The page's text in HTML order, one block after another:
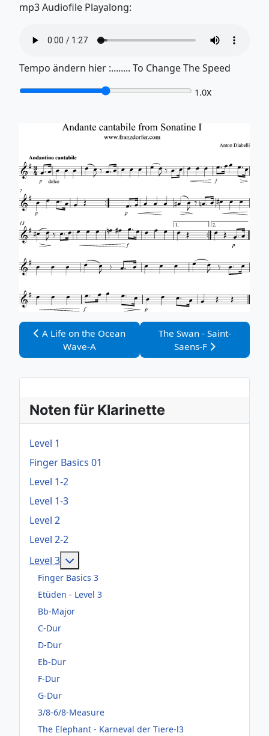
mp3 Audiofile Playalong:
Tempo ändern hier :........ To Change The Speed
1.0x
Vorheriger Beitrag: A Life on the Ocean Wave-A
A Life on the Ocean
Wave-A
Nächster Beitrag: The
The Swan - Saint-
Saens-F
Noten für Klarinette
Level 1
Finger Basics 01
Level 1-2
Level 1-3
Level 2
Level 2-2
Level 3
Finger Basics 3
Etüden - Level 3
Bb-Major
C-Dur
D-Dur
Eb-Dur
F-Dur
G-Dur
3/8-6/8-Measure
The Elephant - Karneval der Tiere-l3